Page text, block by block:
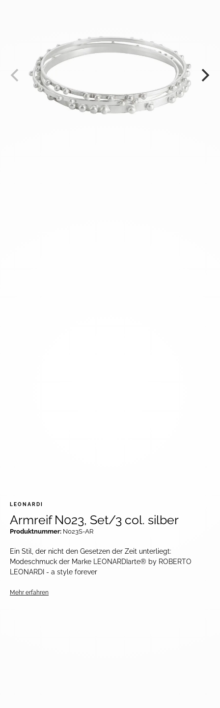
Ein Stil, der nicht den Gesetzen der Zeit unterliegt:
Modeschmuck der Marke LEONARDIarte® by ROBERTO
LEONARDI - a style forever
Mehr erfahren
LEONARDI
Armreif N023, Set/3 col. silber
Produktnummer: N023S-AR